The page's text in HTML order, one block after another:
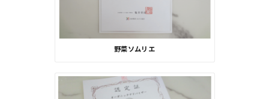
野菜ソムリエ